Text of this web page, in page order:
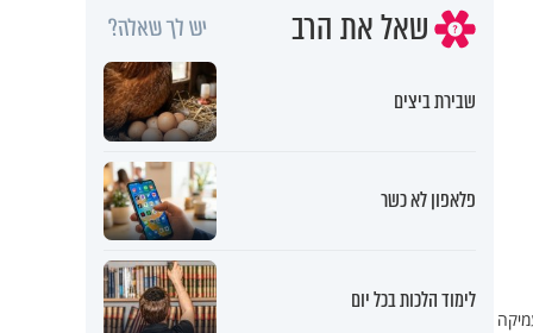
שאל את הרב יש לך שאלה?
שבירת ביצים
פלאפון לא כשר
לימוד הלכות בכל יום